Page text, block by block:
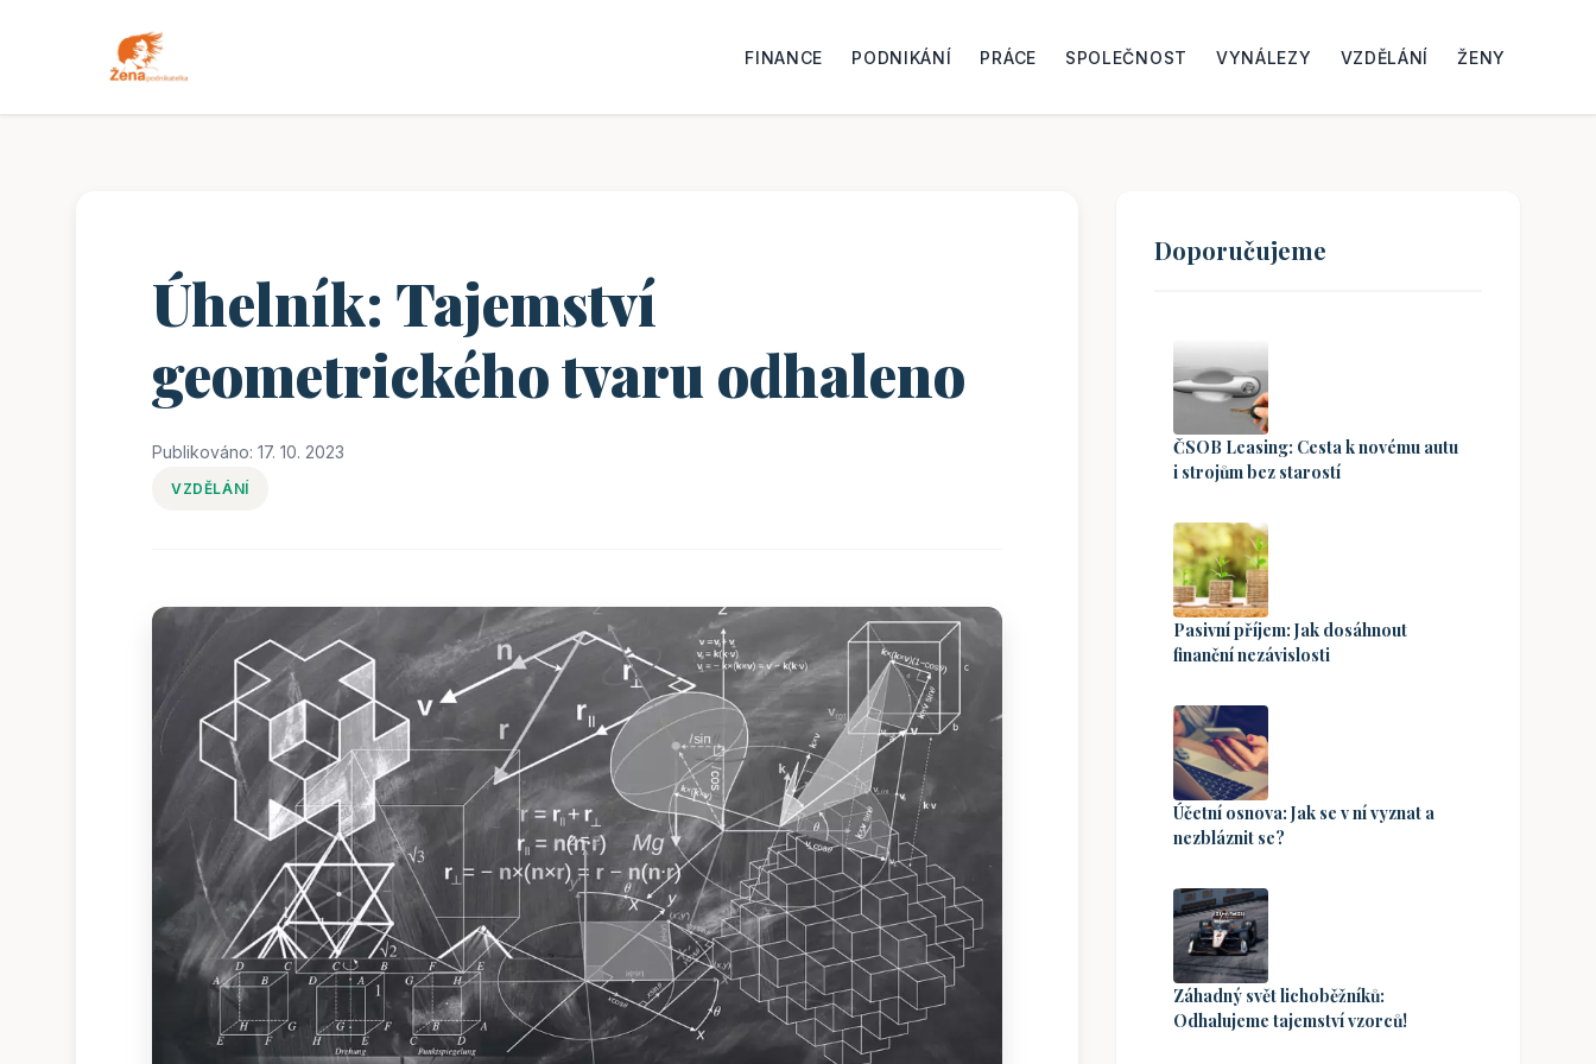
FINANCE PODNIKÁNÍ PRÁCE SPOLEČNOST VYNÁLEZY VZDĚLÁNÍ ŽENY
Úhelník: Tajemství
geometrického tvaru odhaleno
Publikováno: 17. 10. 2023
VZDĚLÁNÍ
Doporučujeme
ČSOB Leasing: Cesta k novému autu
i strojům bez starostí
Pasivní příjem: Jak dosáhnout
finanční nezávislosti
Účetní osnova: Jak se v ní vyznat a
nezbláznit se?
Záhadný svět lichoběžníků:
Odhalujeme tajemství vzorců!